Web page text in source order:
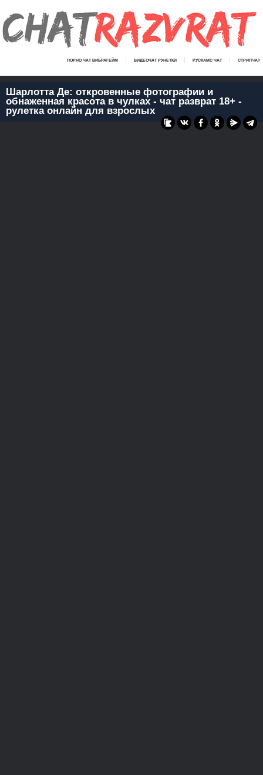
ПОРНО ЧАТ ВИБРАГЕЙМ ВИДЕОЧАТ РУНЕТКИ РУСКАМС ЧАТ СТРИПЧАТ
Шарлотта Де: откровенные фотографии и
обнаженная красота в чулках - чат разврат 18+ -
рулетка онлайн для взрослых